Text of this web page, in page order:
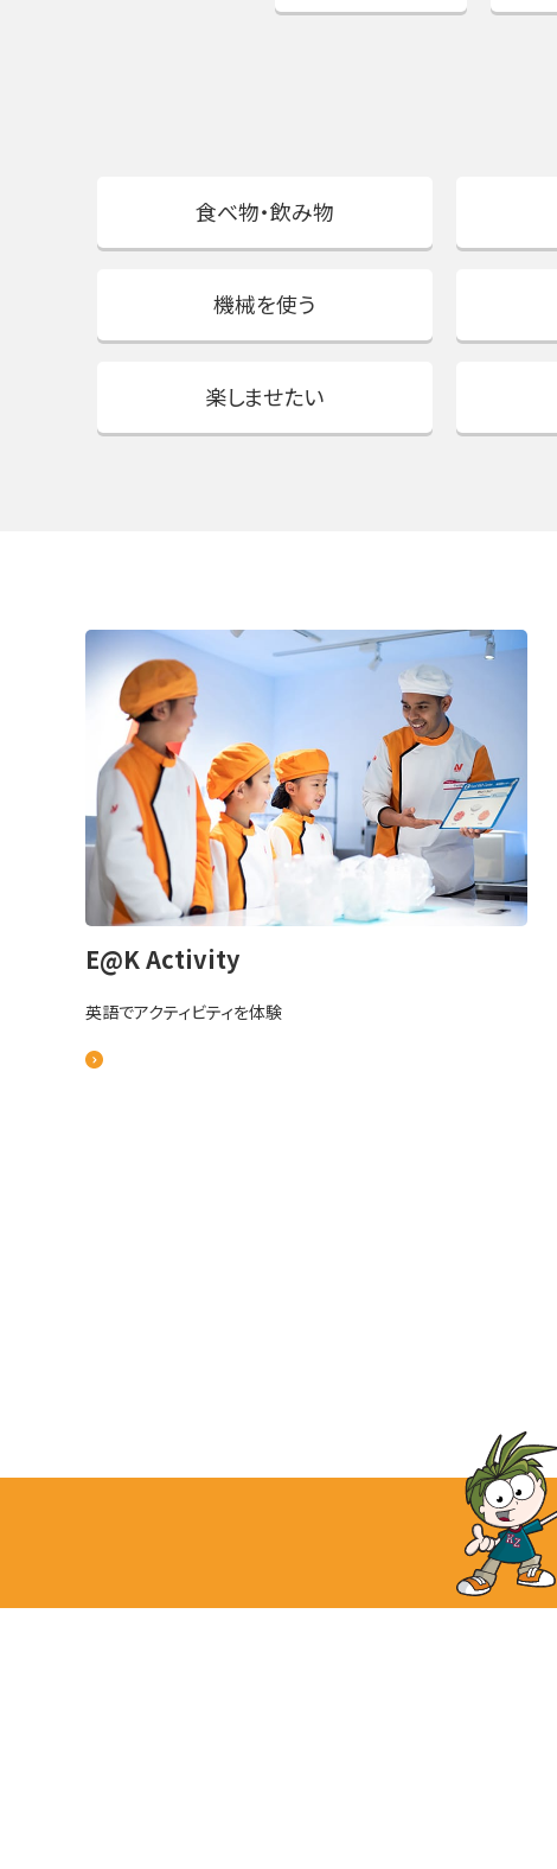
食べ物・飲み物
機械を使う
楽しませたい
E@K Activity
英語でアクティビティを体験